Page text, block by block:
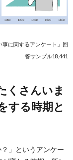
に関するアンケート」回
答サンプル18,441
くさんいま
する時期と
」というアンケー